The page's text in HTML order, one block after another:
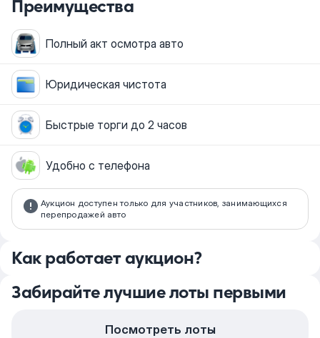
Преимущества
Полный акт осмотра авто
Юридическая чистота
Быстрые торги до 2 часов
Удобно с телефона
Аукцион доступен только для участников, занимающихся
перепродажей авто
Как работает аукцион?
Забирайте лучшие лоты первыми
Посмотреть лоты